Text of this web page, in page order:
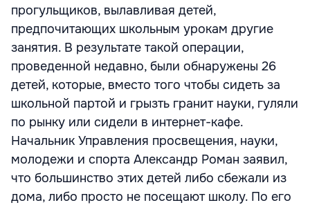
прогульщиков, вылавливая детей,
предпочитающих школьным урокам другие
занятия. В результате такой операции,
проведенной недавно, были обнаружены 26
детей, которые, вместо того чтобы сидеть за
школьной партой и грызть гранит науки, гуляли
по рынку или сидели в интернет-кафе.
Начальник Управления просвещения, науки,
молодежи и спорта Александр Роман заявил,
что большинство этих детей либо сбежали из
дома, либо просто не посещают школу. По его